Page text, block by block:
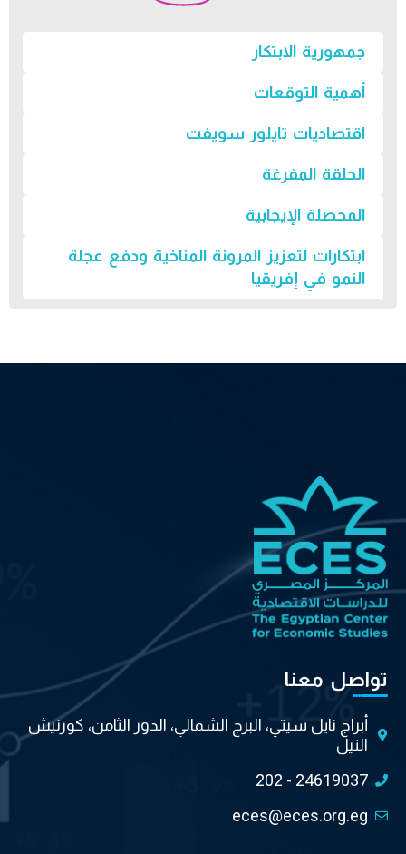
جمهورية الابتكار
أهمية التوقعات
اقتصاديات تايلور سويفت
الحلقة المفرغة
المحصلة الإيجابية
ابتكارات لتعزيز المرونة المناخية ودفع عجلة
النمو في إفريقيا
تواصل معنا
أبراج نايل سيتي، البرج الشمالي، الدور الثامن، كورنيش
النيل
202 - 24619037
eces@eces.org.eg